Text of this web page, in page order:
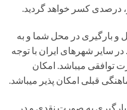
درصدی کسر خواهد گردید.
بارگیری در محل شما و به
سایر شهرهای ایران با توجه
توافقی میباشد. امکان
قبلی امکان پذیر میباشد.
به صورت نقدی و در